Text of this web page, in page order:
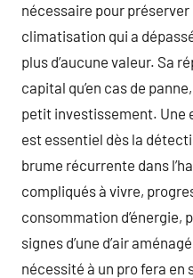
nécessaire pour
climatisation qui a
plus d’aucune valeur. Sa
capital qu’en cas de
petit investissement. Une
est essentiel dès la
brume récurrente dans
compliqués à vivre,
consommation d’énergie,
signes d’une d’air
nécessité à un pro fera en